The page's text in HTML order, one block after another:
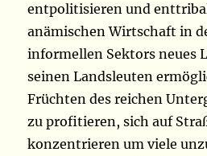
entpolitisieren und
anämischen Wirtschaft in
informellen Sektors neues
seinen Landsleuten
Früchten des reichen
zu profitieren, sich auf
konzentrieren um viele